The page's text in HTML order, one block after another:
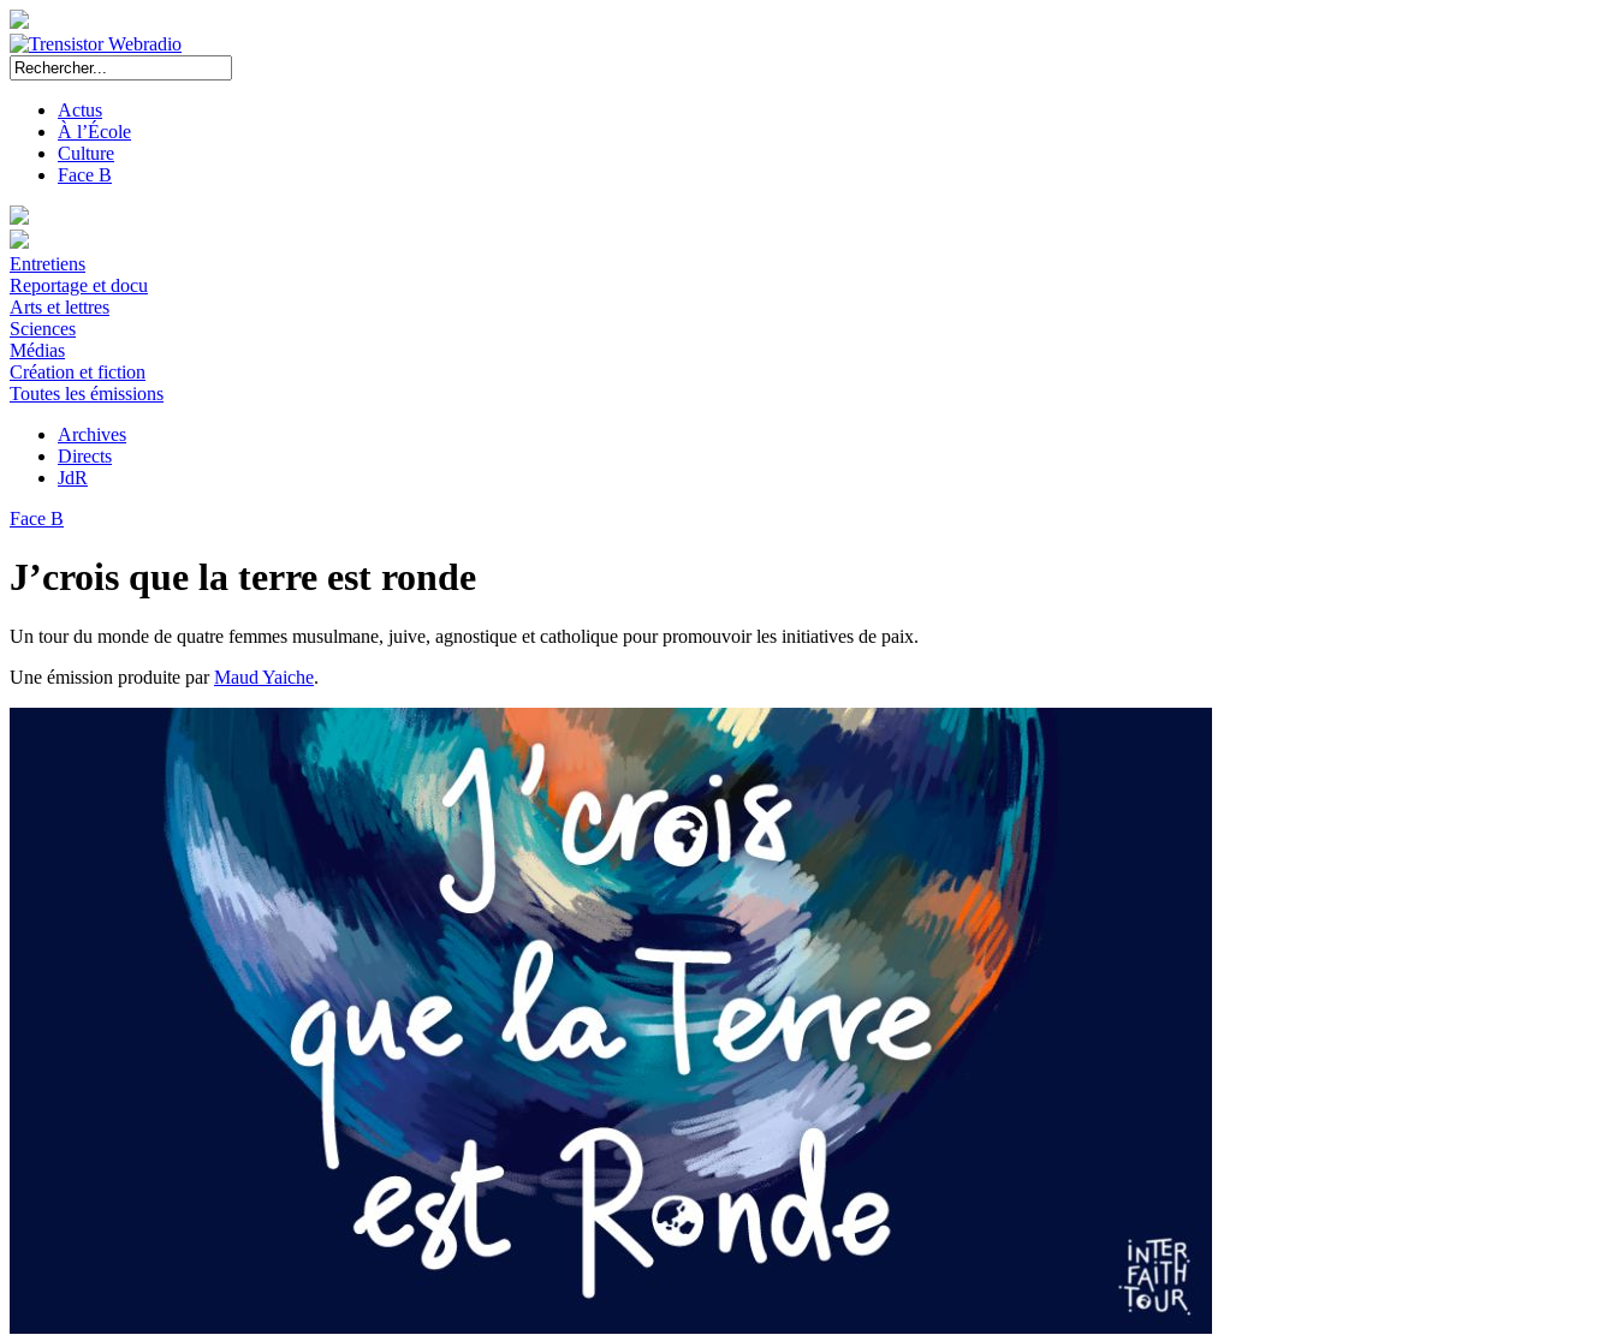
Actus
À l’École
Culture
Face B
Entretiens
Reportage et docu
Arts et lettres
Sciences
Médias
Création et fiction
Toutes les émissions
Archives
Directs
JdR
Face B
J’crois que la terre est ronde
Un tour du monde de quatre femmes musulmane, juive, agnostique et catholique pour promouvoir les initiatives de paix.
Une émission produite parMaud Yaiche.